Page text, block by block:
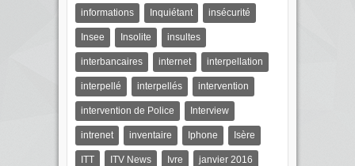
informations Inquiétant insécurité
Insee Insolite insultes
interbancaires internet interpellation
interpellé interpellés intervention
intervention de Police Interview
intrenet inventaire Iphone Isère
ITT ITV News Ivre janvier 2016